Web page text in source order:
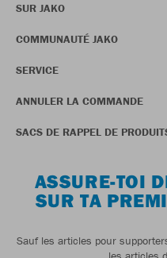
SUR JAKO
COMMUNAUTÉ JAKO
SERVICE
ANNULER LA COMMANDE
SACS DE RAPPEL DE
ASSURE-TOI
SUR TA
Sauf les articles pour